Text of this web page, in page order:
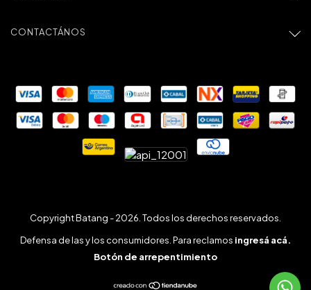
CONTACTÁNOS
Copyright Batang - 2026. Todos los derechos reservados.
Defensa de las y los consumidores. Para reclamos ingresá acá.
Botón de arrepentimiento